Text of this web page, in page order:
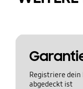
Registriere dein
abgedeckt ist